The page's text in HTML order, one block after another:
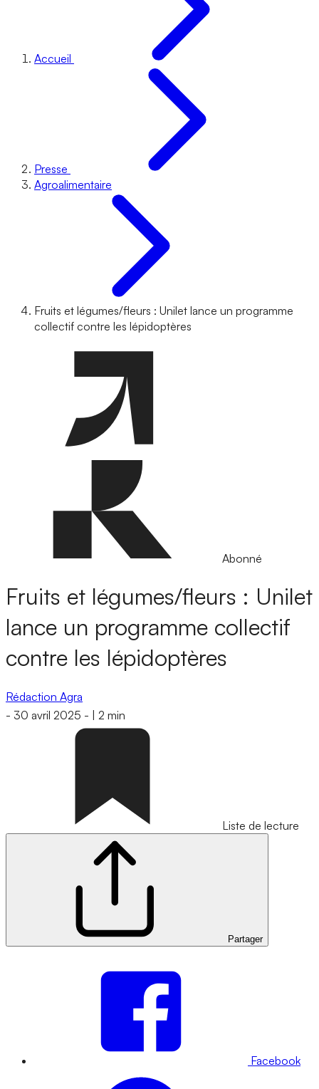
Accueil
Presse
Agroalimentaire
Fruits et légumes/fleurs : Unilet lance un programme
collectif contre les lépidoptères
Abonné
Fruits et légumes/fleurs : Unilet
lance un programme collectif
contre les lépidoptères
Rédaction Agra
- 30 avril 2025 - 2 min
Liste de lecture
Partager
Facebook